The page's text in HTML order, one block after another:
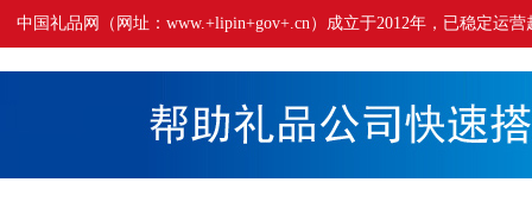
中国礼品网（网址：www.+lipin+gov+.cn）成立于2012年，已稳定运